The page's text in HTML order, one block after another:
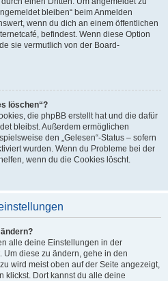
bleiben“ beim Anmelden
wenn du dich an einem öffentlichen
befindest. Wenn diese Option
sie vermutlich von der Board-
löschen“?
die phpBB erstellt hat und die dafür
bleibst. Außerdem ermöglichen
den „Gelesen“-Status – sofern
wurden. Wenn du Probleme bei der
wenn du die Cookies löscht.
alle deine Einstellungen in der
Um diese zu ändern, gehe in den
wird meist oben auf der Seite angezeigt,
klickst. Dort kannst du alle deine